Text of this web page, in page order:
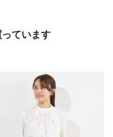
ています